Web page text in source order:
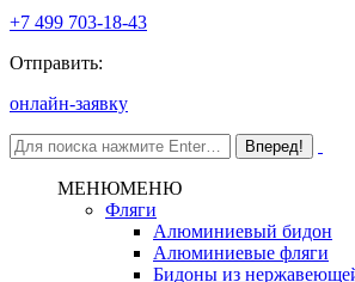
+7 499 703-18-43
Отправить:
онлайн-заявку
МЕНЮМЕНЮ
Фляги
Алюминиевый бидон
Алюминиевые фляги
Бидоны из